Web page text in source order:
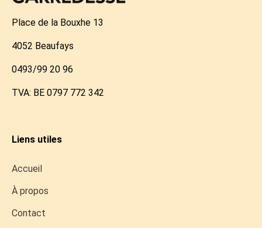
Place de la Bouxhe 13
4052 Beaufays
0493/99 20 96
TVA: BE 0797 772 342
Liens utiles
Accueil
À propos
Contact